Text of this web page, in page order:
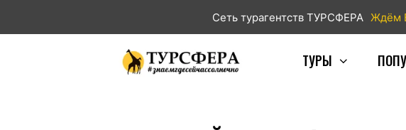
Сеть турагентств ТУРСФЕРА Ждём
ТУРЫ